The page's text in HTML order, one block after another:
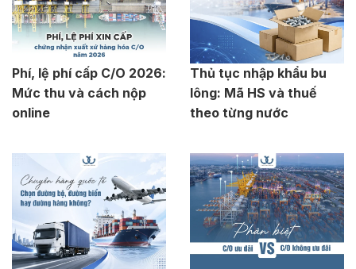
Phí, lệ phí cấp C/O 2026:
Mức thu và cách nộp
online
Thủ tục nhập khẩu bu
lông: Mã HS và thuế
theo từng nước